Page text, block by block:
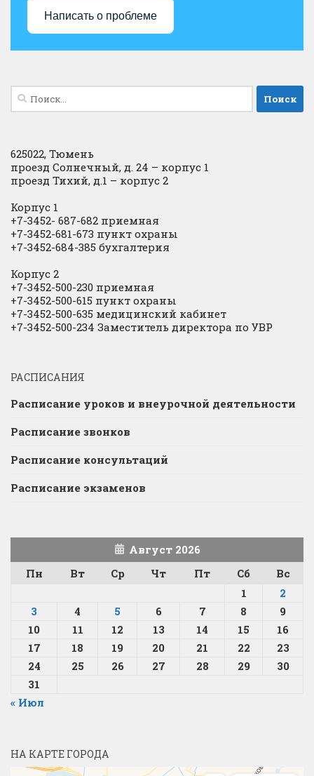
Написать о проблеме
Найти:
625022, Тюмень
проезд Солнечный, д. 24 – корпус 1
проезд Тихий, д.1 – корпус 2
Корпус 1
+7-3452- 687-682 приемная
+7-3452-681-673 пункт охраны
+7-3452-684-385 бухгалтерия
Корпус 2
+7-3452-500-230 приемная
+7-3452-500-615 пункт охраны
+7-3452-500-635 медицинский кабинет
+7-3452-500-234 Заместитель директора по УВР
РАСПИСАНИЯ
Расписание уроков и внеурочной деятельности
Расписание звонков
Расписание консультаций
Расписание экзаменов
Август 2026
Пн
Вт Ср Чт Пт Сб
Вс
1
2
3
4 5 6 7 8
9
10
11 12 13 14 15
16
17
18 19 20 21 22
23
24
25 26 27 28 29
30
31
« Июл
НА КАРТЕ ГОРОДА